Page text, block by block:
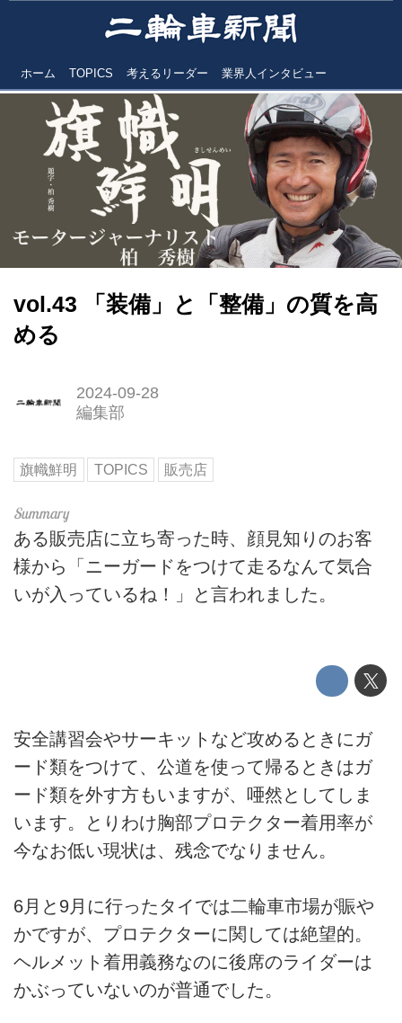
ホーム TOPICS 考えるリーダー 業界人インタビュー
vol.43 「装備」と「整備」の質を高
める
2024-09-28
編集部
旗幟鮮明 TOPICS 販売店
ある販売店に立ち寄った時、顔見知りのお客
様から「ニーガードをつけて走るなんて気合
いが入っているね！」と言われました。
安全講習会やサーキットなど攻めるときにガ
ード類をつけて、公道を使って帰るときはガ
ード類を外す方もいますが、唖然としてしま
います。とりわけ胸部プロテクター着用率が
今なお低い現状は、残念でなりません。
6月と9月に行ったタイでは二輪車市場が賑や
かですが、プロテクターに関しては絶望的。
ヘルメット着用義務なのに後席のライダーは
かぶっていないのが普通でした。